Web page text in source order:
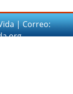
| Correo: